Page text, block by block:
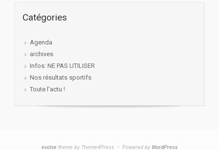
Catégories
Agenda
archives
Infos: NE PAS UTILISER
Nos résultats sportifs
Toute l'actu !
evolvetheme by Theme4Press • Powered by WordPress